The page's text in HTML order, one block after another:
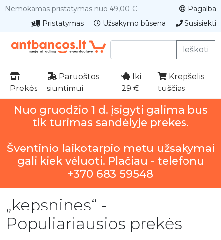
Nemokamas pristatymas nuo 49,00 €
Pagalba
Pristatymas
Užsakymo būsena Susisiekti
Ieškoti
Prekės
Paruoštos
siuntimui
Iki
29 €
Krepšelis
tuščias
Nuo gruodžio 1 d. įsigyti galima bus
tik turimas sandėlyje prekes.
Šventinio laikotarpio metu užsakymai
gali kiek vėluoti. Plačiau - telefonu
+370 683 59548
„kepsnines“ -
Populiariausios prekės